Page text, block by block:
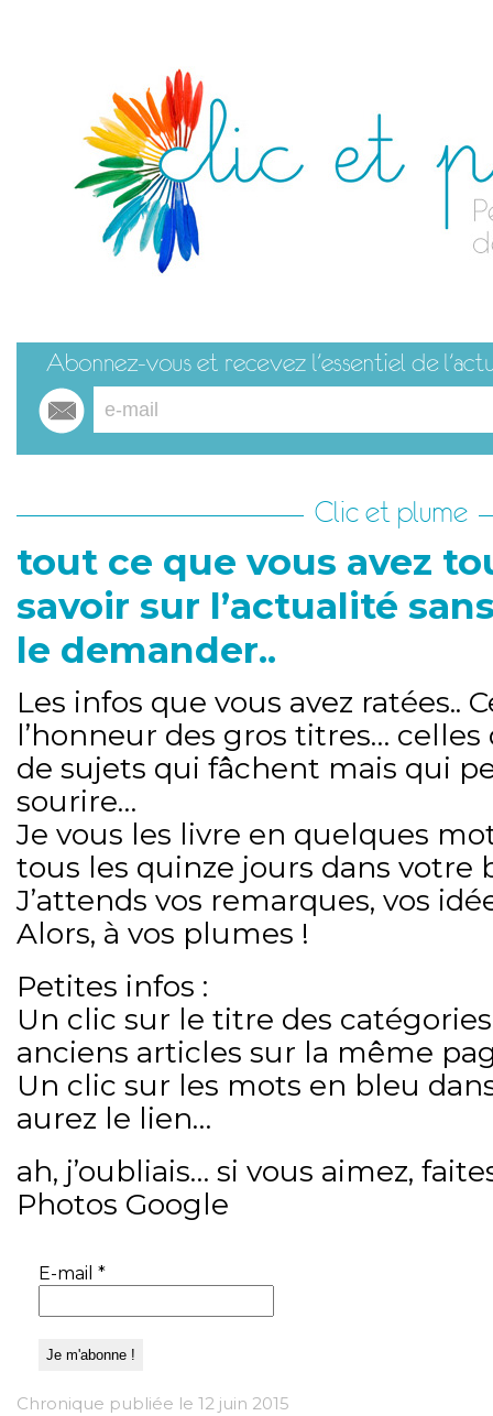
Clic et plume
tout ce que vous avez
savoir sur l’actualité
le demander..
Les infos que vous avez ratées..
l’honneur des gros titres…
de sujets qui fâchent mais qui
sourire…
Je vous les livre en quelques
tous les quinze jours dans votre
J’attends vos remarques, vos
Alors, à vos plumes !
Petites infos :
Un clic sur le titre des
anciens articles sur la même
Un clic sur les mots en bleu
aurez le lien…
ah, j’oubliais… si vous aimez,
Photos Google
E-mail *
Chronique publiée le 12 juin 2015